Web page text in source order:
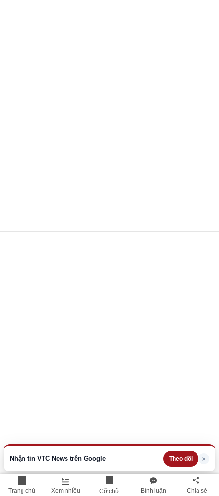
Trang chủ Xem nhiều Cỡ chữ Bình luận Chia sẻ
Nhận tin VTC News trên Google Theo dõi ×